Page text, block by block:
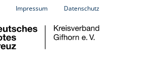
Impressum Datenschutz